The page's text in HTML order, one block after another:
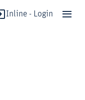
Inline - Login